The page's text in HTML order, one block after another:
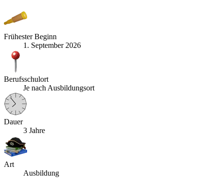
Frühester Beginn
1. September 2026
Berufsschulort
Je nach Ausbildungsort
Dauer
3 Jahre
Art
Ausbildung